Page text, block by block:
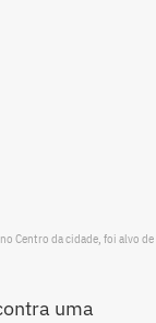
Centro da cidade, foi alvo
uma